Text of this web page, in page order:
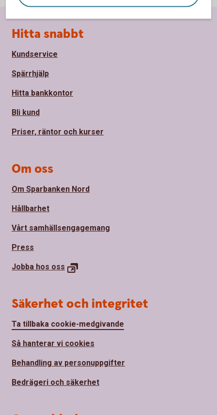
Sidfot
Hitta snabbt
Kundservice
Spärrhjälp
Hitta bankkontor
Bli kund
Priser, räntor och kurser
Om oss
Om Sparbanken Nord
Hållbarhet
Vårt samhällsengagemang
Press
Jobba hos oss
Säkerhet och integritet
Ta tillbaka cookie-medgivande
Så hanterar vi cookies
Behandling av personuppgifter
Bedrägeri och säkerhet